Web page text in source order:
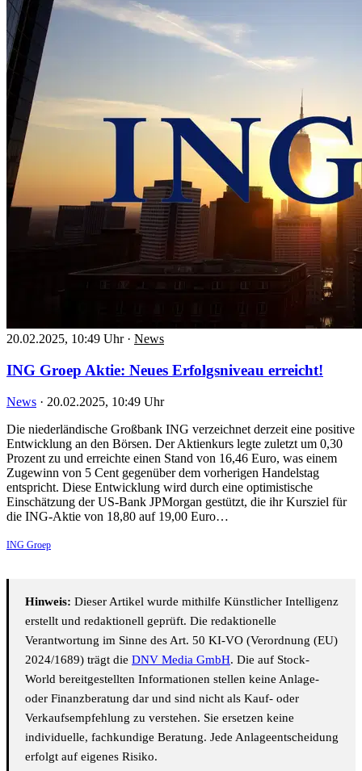
20.02.2025, 10:49 Uhr · News
ING Groep Aktie: Neues Erfolgsniveau erreicht!
News · 20.02.2025, 10:49 Uhr
Die niederländische Großbank ING verzeichnet derzeit eine positive
Entwicklung an den Börsen. Der Aktienkurs legte zuletzt um 0,30
Prozent zu und erreichte einen Stand von 16,46 Euro, was einem
Zugewinn von 5 Cent gegenüber dem vorherigen Handelstag
entspricht. Diese Entwicklung wird durch eine optimistische
Einschätzung der US-Bank JPMorgan gestützt, die ihr Kursziel für
die ING-Aktie von 18,80 auf 19,00 Euro…
ING Groep
Hinweis: Dieser Artikel wurde mithilfe Künstlicher Intelligenz
erstellt und redaktionell geprüft. Die redaktionelle
Verantwortung im Sinne des Art. 50 KI-VO (Verordnung (EU)
2024/1689) trägt die DNV Media GmbH. Die auf Stock-
World bereitgestellten Informationen stellen keine Anlage-
oder Finanzberatung dar und sind nicht als Kauf- oder
Verkaufsempfehlung zu verstehen. Sie ersetzen keine
individuelle, fachkundige Beratung. Jede Anlageentscheidung
erfolgt auf eigenes Risiko.